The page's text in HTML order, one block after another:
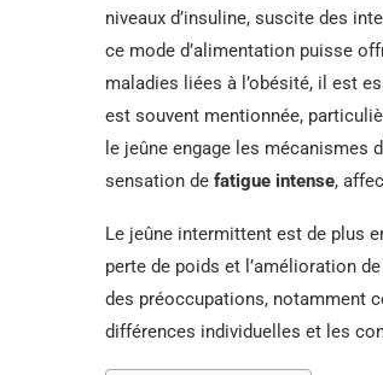
niveaux d’insuline, suscite des
ce mode d’alimentation puisse
maladies liées à l’obésité, il est
est souvent mentionnée,
le jeûne engage les mécanismes
sensation de fatigue intense,
Le jeûne intermittent est de plus
perte de poids et l’amélioration
des préoccupations, notamment
différences individuelles et les